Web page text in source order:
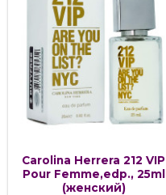
Carolina Herrera 212 VIP
Pour Femme,edp., 25ml
(женский)